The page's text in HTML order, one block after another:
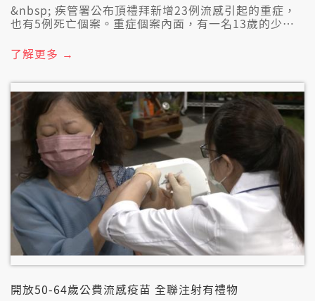
&nbsp; 疾管署公布頂禮拜新增23例流感引起的重症，
也有5例死亡個案。重症個案內面，有一名13歲的少年
禮拜，就行為怪怪、性情改變，醫師認定是急性腦病
變，目前猶咧蹛院治療。
了解更多 →
開放50-64歲公費流感疫苗 全聯注射有禮物